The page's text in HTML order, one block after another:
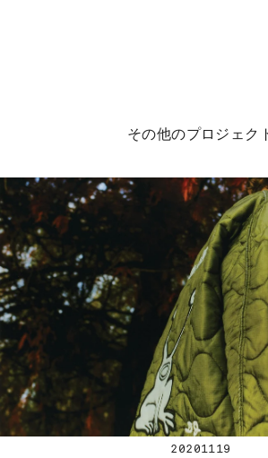
その他のプロジェク
20201119